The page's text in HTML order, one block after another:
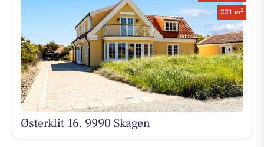
221 m2
Østerklit 16, 9990 Skagen